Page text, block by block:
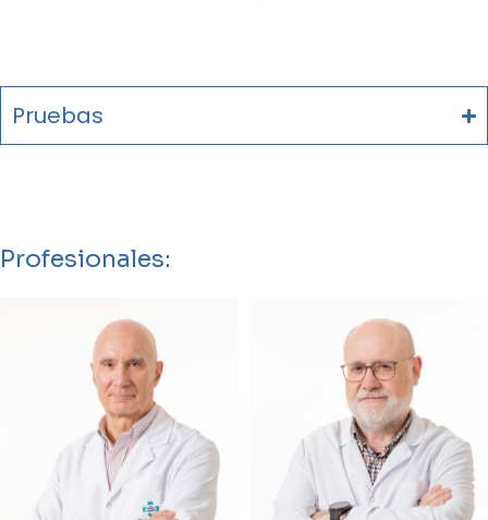
Pruebas
Profesionales: